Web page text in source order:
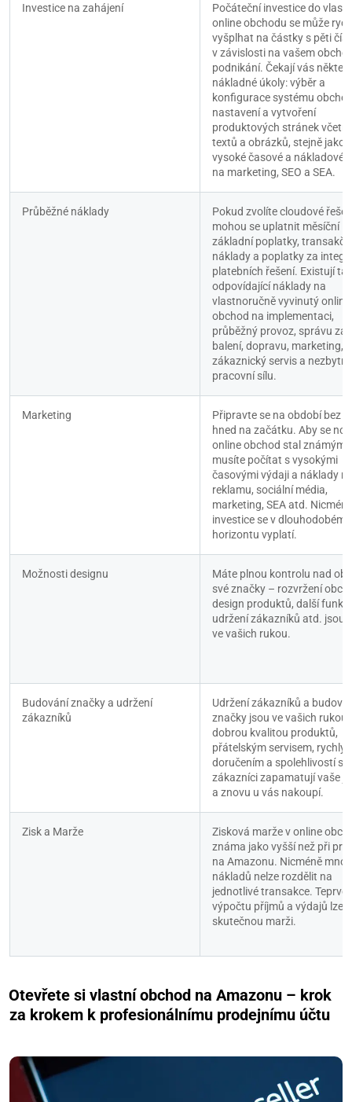
Investice na zahájení
Počáteční investice do
online obchodu se může
vyšplhat na částky s pěti
v závislosti na vašem
podnikání. Čekají vás některé
nákladné úkoly: výběr a
konfigurace systému
nastavení a vytvoření
produktových stránek
textů a obrázků, stejně jako
vysoké časové a nákladové
na marketing, SEO a SEA.
Průběžné náklady
Pokud zvolíte cloudové
mohou se uplatnit měsíční
základní poplatky,
náklady a poplatky za
platebních řešení. Existují
odpovídající náklady na
vlastnoručně vyvinutý online
obchod na implementaci,
průběžný provoz, správu
balení, dopravu, marketing,
zákaznický servis a
pracovní sílu.
Marketing
Připravte se na období bez
hned na začátku. Aby se
online obchod stal známým,
musíte počítat s vysokými
časovými výdaji a náklady
reklamu, sociální média,
marketing, SEA atd.
investice se v dlouhodobém
horizontu vyplatí.
Možnosti designu
Máte plnou kontrolu nad
své značky – rozvržení
design produktů, další
udržení zákazníků atd. jsou
ve vašich rukou.
Budování značky a udržení
zákazníků
Udržení zákazníků a
značky jsou ve vašich rukou
dobrou kvalitou produktů,
přátelským servisem,
doručením a spolehlivostí si
zákazníci zapamatují vaše
a znovu u vás nakoupí.
Zisk a Marže
Zisková marže v online
známa jako vyšší než při
na Amazonu. Nicméně
nákladů nelze rozdělit na
jednotlivé transakce. Teprve
výpočtu příjmů a výdajů lze
skutečnou marži.
Otevřete si vlastní obchod na Amazonu – krok
za krokem k profesionálnímu prodejnímu účtu